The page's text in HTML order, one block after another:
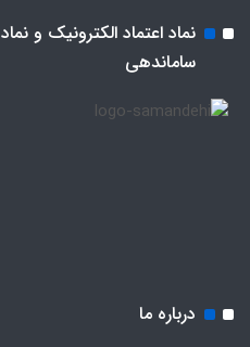
نماد اعتماد الکترونیک و نماد
ساماندهی
درباره ما